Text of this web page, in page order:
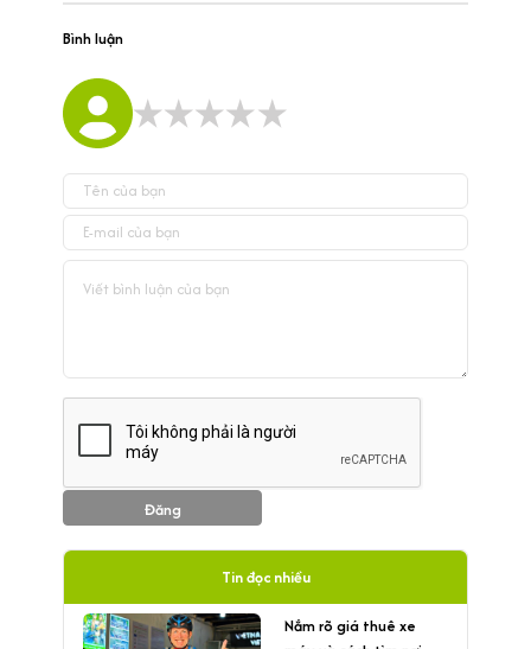
Bình luận
Đăng
Tin đọc nhiều
Nắm rõ giá thuê xe